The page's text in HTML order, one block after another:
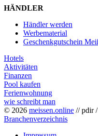
HÄNDLER
Händler werden
Werbematerial
Geschenkgutschein
Hotels
Aktivitäten
Finanzen
Pool kaufen
Ferienwohnung
wie schreibt man
© 2026 meissen.online // pdir
Branchenverzeichnis